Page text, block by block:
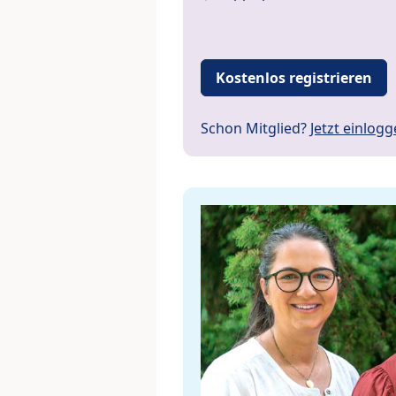
Kostenlos registrieren
Schon Mitglied? Jetzt